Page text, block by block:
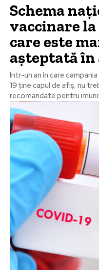
Schema
vaccinare la
care este
așteptată în
Într-un an în care
19 ține capul de afiș, nu
recomandate pentru